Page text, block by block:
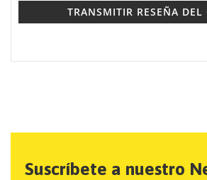
TRANSMITIR RESEÑA DEL
Suscríbete a nuestro